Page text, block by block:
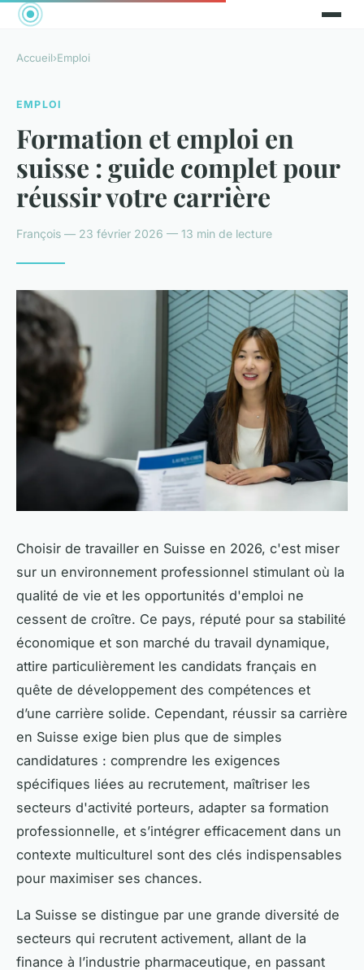
Accueil›Emploi
EMPLOI
Formation et emploi en
suisse : guide complet pour
réussir votre carrière
François — 23 février 2026 — 13 min de lecture
Choisir de travailler en Suisse en 2026, c'est miser
sur un environnement professionnel stimulant où la
qualité de vie et les opportunités d'emploi ne
cessent de croître. Ce pays, réputé pour sa stabilité
économique et son marché du travail dynamique,
attire particulièrement les candidats français en
quête de développement des compétences et
d’une carrière solide. Cependant, réussir sa carrière
en Suisse exige bien plus que de simples
candidatures : comprendre les exigences
spécifiques liées au recrutement, maîtriser les
secteurs d'activité porteurs, adapter sa formation
professionnelle, et s’intégrer efficacement dans un
contexte multiculturel sont des clés indispensables
pour maximiser ses chances.
La Suisse se distingue par une grande diversité de
secteurs qui recrutent activement, allant de la
finance à l’industrie pharmaceutique, en passant